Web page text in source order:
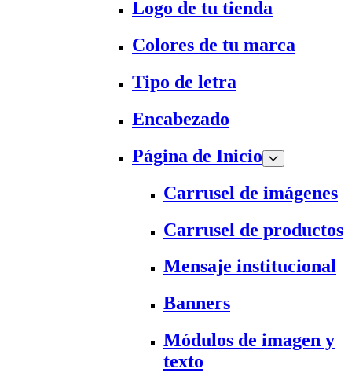
Logo de tu tienda
Colores de tu marca
Tipo de letra
Encabezado
Página de Inicio
Carrusel de imágenes
Carrusel de productos
Mensaje institucional
Banners
Módulos de imagen y
texto